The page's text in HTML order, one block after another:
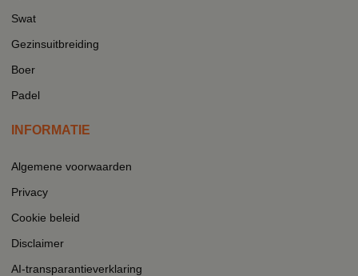
Swat
Gezinsuitbreiding
Boer
Padel
INFORMATIE
Algemene voorwaarden
Privacy
Cookie beleid
Disclaimer
AI-transparantieverklaring